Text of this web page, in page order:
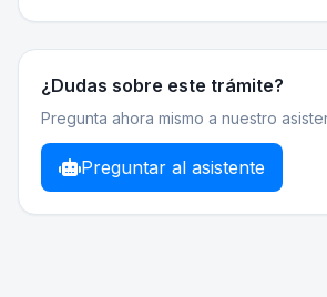
¿Dudas sobre este trámite?
Pregunta ahora mismo a nuestro
Preguntar al asistente